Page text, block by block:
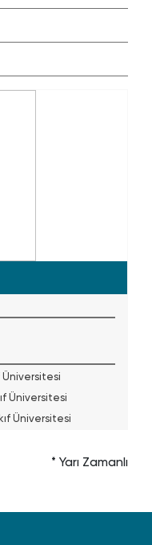
Üniversitesi
Üniversitesi
Üniversitesi
* Yarı Zamanlı